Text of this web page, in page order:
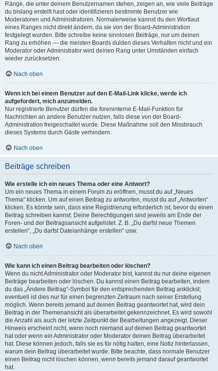
Ränge, die unter deinem Benutzernamen stehen, zeigen an, wie viele Beiträge
du bislang erstellt hast oder identifizieren bestimmte Benutzer wie
Moderatoren und Administratoren. Normalerweise kannst du den Wortlaut
eines Ranges nicht direkt ändern, da sie von der Board-Administration
festgelegt wurden. Bitte schreibe keine sinnlosen Beiträge, nur um deinen
Rang zu erhöhen — die meisten Boards dulden dieses Verhalten nicht und ein
Moderator oder Administrator wird deinen Rang unter Umständen einfach
wieder zurücksetzen.
Nach oben
Wenn ich bei einem Benutzer auf den E-Mail-Link klicke, werde ich
aufgefordert, mich anzumelden.
Nur registrierte Benutzer dürfen die foreninterne E-Mail-Funktion für
Nachrichten an andere Benutzer nutzen, falls diese von der Board-
Administration freigeschaltet wurde. Diese Maßnahme soll den Missbrauch
dieses Systems durch Gäste verhindern.
Nach oben
Beiträge schreiben
Wie erstelle ich ein neues Thema oder eine Antwort?
Um ein neues Thema in einem Forum zu eröffnen, musst du auf „Neues
Thema“ klicken. Um auf einen Beitrag zu antworten, musst du auf „Antworten“
klicken. Es könnte sein, dass eine Registrierung erforderlich ist, bevor du einen
Beitrag schreiben kannst. Deine Berechtigungen sind jeweils am Ende der
Foren- und der Beitragsansicht aufgelistet. Z. B. „Du darfst neue Themen
erstellen“, „Du darfst Dateianhänge erstellen“ usw.
Nach oben
Wie kann ich einen Beitrag bearbeiten oder löschen?
Wenn du nicht Administrator oder Moderator bist, kannst du nur deine eigenen
Beiträge bearbeiten oder löschen. Du kannst einen Beitrag bearbeiten, indem
du das „Ändere Beitrag“-Symbol für den entsprechenden Beitrag anklickst;
eventuell ist dies nur für einen begrenzten Zeitraum nach seiner Erstellung
möglich. Wenn bereits jemand auf deinen Beitrag geantwortet hat, wird dein
Beitrag in der Themenansicht als überarbeitet gekennzeichnet. Es wird sowohl
die Anzahl als auch der letzte Zeitpunkt der Bearbeitungen angezeigt. Dieser
Hinweis erscheint nicht, wenn noch niemand auf deinen Beitrag geantwortet
hat oder wenn ein Administrator oder Moderator deinen Beitrag überarbeitet
hat. Diese können jedoch, falls sie es für nötig halten, eine Notiz hinterlassen,
warum dein Beitrag überarbeitet wurde. Bitte beachte, dass normale Benutzer
einen Beitrag nicht löschen können, wenn bereits jemand darauf geantwortet
hat.